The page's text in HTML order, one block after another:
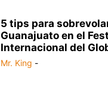
5 tips para
Guanajuato en el
Internacional del
Mr. King -